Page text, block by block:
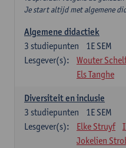
Je start altijd met algemene
Algemene didactiek
1E SEM
3 studiepunten
Lesgever(s):
Wouter
Els Tanghe
Diversiteit en inclusie
1E SEM
3 studiepunten
Lesgever(s):
Elke Struyf
Jokelien